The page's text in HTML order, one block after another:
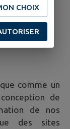
des
et
comme un
de
de nos
des sites
CHOIX